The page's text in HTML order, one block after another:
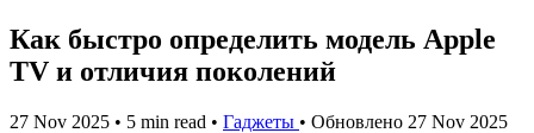
Как быстро определить модель Apple
TV и отличия поколений
27 Nov 2025 • 5 min read • Гаджеты • Обновлено 27 Nov 2025